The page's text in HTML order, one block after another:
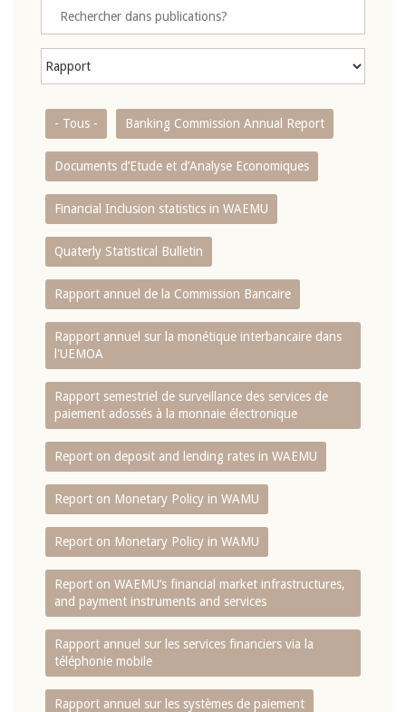
- Tous - Banking Commission Annual Report
Documents d’Etude et d’Analyse Economiques
Financial Inclusion statistics in WAEMU
Quaterly Statistical Bulletin
Rapport annuel de la Commission Bancaire
Rapport annuel sur la monétique interbancaire dans
l'UEMOA
Rapport semestriel de surveillance des services de
paiement adossés à la monnaie électronique
Report on deposit and lending rates in WAEMU
Report on Monetary Policy in WAMU
Report on Monetary Policy in WAMU
Report on WAEMU’s financial market infrastructures,
and payment instruments and services
Rapport annuel sur les services financiers via la
téléphonie mobile
Rapport annuel sur les systèmes de paiement